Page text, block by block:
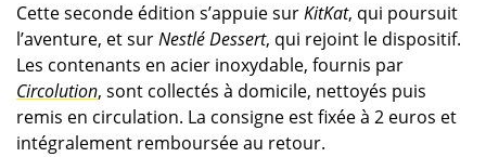
Cette seconde édition s’appuie surKitKat, qui poursuit
l’aventure, et surNestlé Dessert, qui rejoint le dispositif.
Les contenants en acier inoxydable, fournis par
Circolution, sont collectés à domicile, nettoyés puis
remis en circulation. La consigne est fixée à 2 euros et
intégralement remboursée au retour.